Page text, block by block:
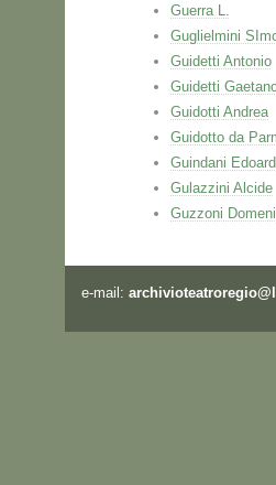
Guerra L.
Guglielmini
Guidetti Antonio
Guidetti
Guidotti Andrea
Guidotto da
Guindani
Gulazzini Alcide
Guzzoni
e-mail: